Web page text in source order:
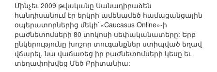
Մինչեւ 2009 թվականը Սանադիրաձեն
հանդիսանում էր երկրի ամենամեծ համացանցային
օպերատորներից մեկի`«Caucasus Online»-ի
բաժնետոմսերի 80 տոկոսի սեփականատերը: Երբ
ընկերությունը խոշոր տուգանքներ ստիպված եղավ
վճարել, նա վաճառեց իր բաժնետոմսերի կեսը եւ
տեղափոխվեց Մեծ Բրիտանիա: